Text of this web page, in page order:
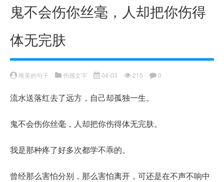
鬼不会伤你丝毫，人却把你伤得
体无完肤
唯美的句子 伤感文字 04-03 215 0
流水送落红去了远方，自己却孤独一生。
鬼不会伤你丝毫，人却把你伤得体无完肤。
我是那种疼了好多次都学不乖的。
曾经那么害怕分别，那么害怕离开，可还是在不声不响中